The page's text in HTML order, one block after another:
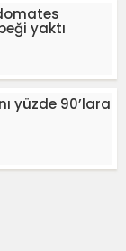
yaktı
yüzde 90’lara